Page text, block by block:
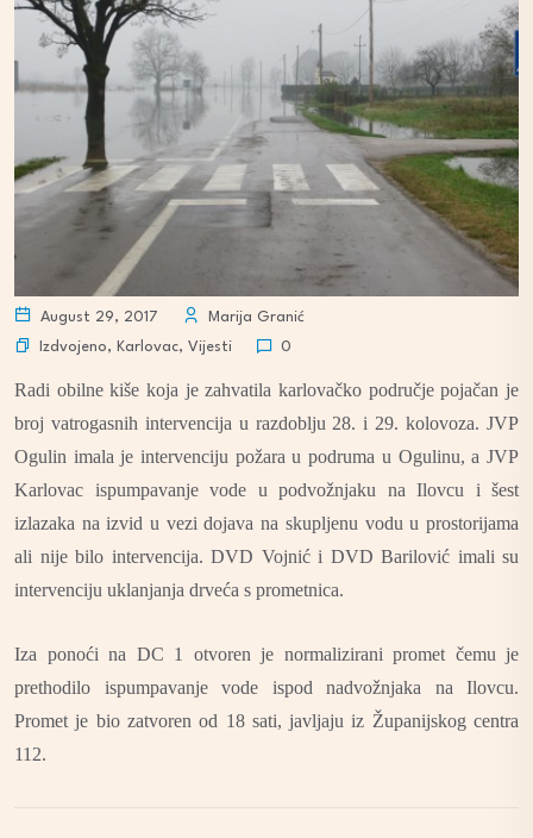
August 29, 2017
Marija Granić
Izdvojeno, Karlovac, Vijesti 0
Radi obilne kiše koja je zahvatila karlovačko područje pojačan je
broj vatrogasnih intervencija u razdoblju 28. i 29. kolovoza. JVP
Ogulin imala je intervenciju požara u podruma u Ogulinu, a JVP
Karlovac ispumpavanje vode u podvožnjaku na Ilovcu i šest
izlazaka na izvid u vezi dojava na skupljenu vodu u prostorijama
ali nije bilo intervencija. DVD Vojnić i DVD Barilović imali su
intervenciju uklanjanja drveća s prometnica.
Iza ponoći na DC 1 otvoren je normalizirani promet čemu je
prethodilo ispumpavanje vode ispod nadvožnjaka na Ilovcu.
Promet je bio zatvoren od 18 sati, javljaju iz Županijskog centra
112.